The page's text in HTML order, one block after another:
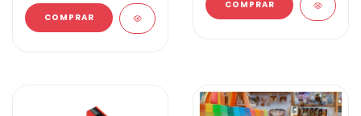
COMPRAR